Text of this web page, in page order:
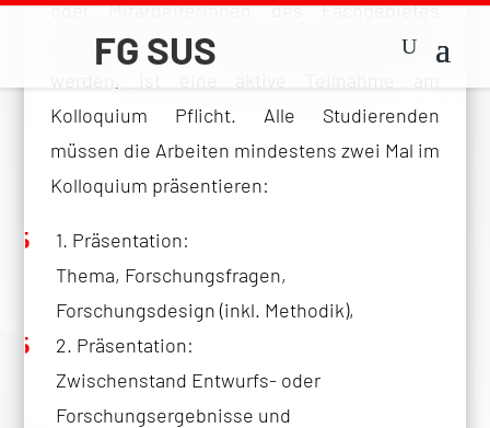
oder MitarbeiterInnen des Fachgebietes
Städtebau und Siedlungswesen betreut
Kolloquium Pflicht. Alle Studierenden
müssen die Arbeiten mindestens zwei Mal im
Kolloquium präsentieren:
1. Präsentation:
Thema, Forschungsfragen,
Forschungsdesign (inkl. Methodik),
2. Präsentation:
Zwischenstand Entwurfs- oder
Forschungsergebnisse und